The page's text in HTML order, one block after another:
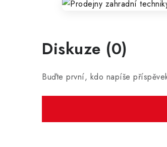
Diskuze (0)
Buďte první, kdo napíše